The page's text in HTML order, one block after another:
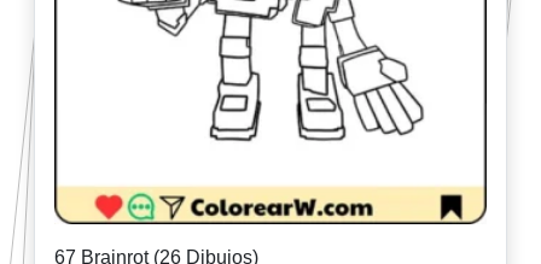
67 Brainrot (26 Dibujos)